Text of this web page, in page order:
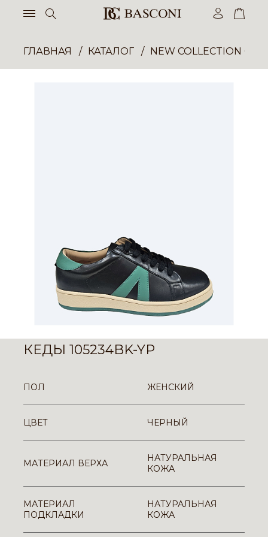
ГЛАВНАЯ КАТАЛОГ NEW COLLECTION
КЕДЫ 105234BK-YP
ПОЛ ЖЕНСКИЙ
ЦВЕТ ЧЕРНЫЙ
МАТЕРИАЛ ВЕРХА
НАТУРАЛЬНАЯ
КОЖА
МАТЕРИАЛ
ПОДКЛАДКИ
НАТУРАЛЬНАЯ
КОЖА